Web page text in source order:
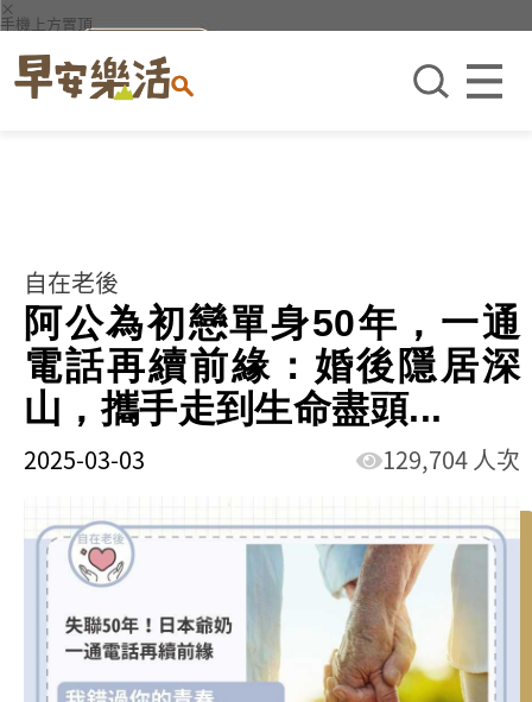
×
手機上方置頂
自在老後
阿公為初戀單身50年，一通
電話再續前緣：婚後隱居深
山，攜手走到生命盡頭...
2025-03-03 129,704 人次